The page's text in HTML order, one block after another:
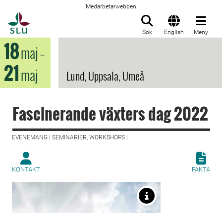
Medarbetarwebben
Sök English Meny
18maj–
21maj Lund, Uppsala, Umeå
Fascinerande växters dag 2022
EVENEMANG | SEMINARIER, WORKSHOPS |
KONTAKT FAKTA